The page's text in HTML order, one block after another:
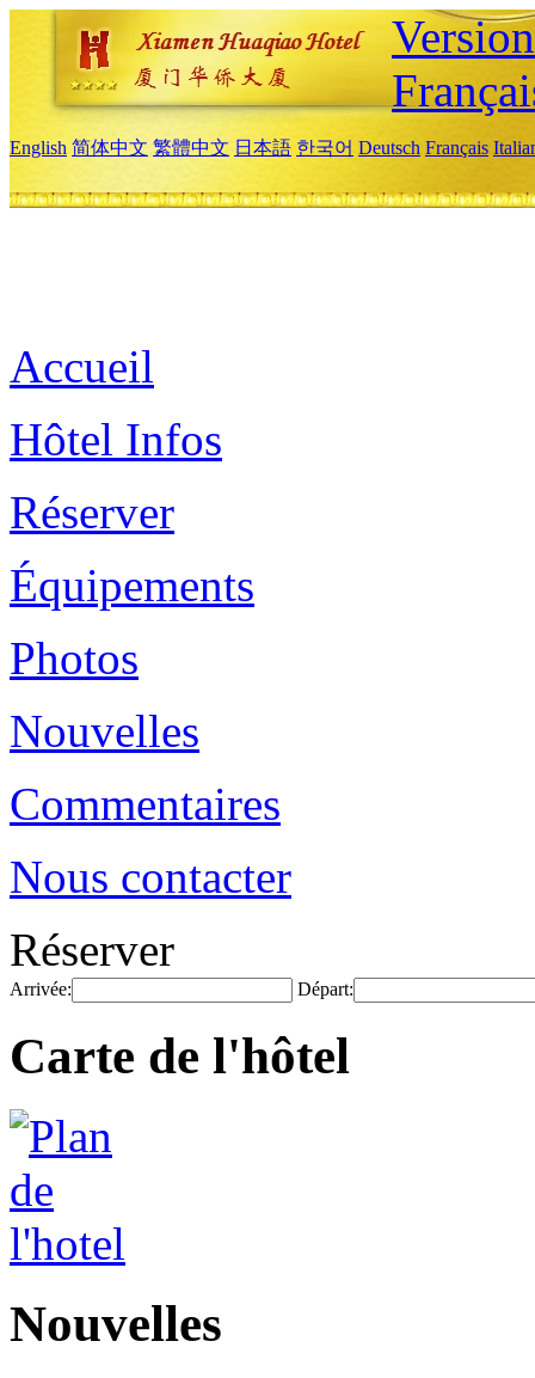
English 简体中文 繁體中文 日本語 한국어 Deutsch Français
Accueil
Hôtel Infos
Réserver
Équipements
Photos
Nouvelles
Commentaires
Nous contacter
Réserver
Arrivée: Départ:
Carte de l'hôtel
Nouvelles